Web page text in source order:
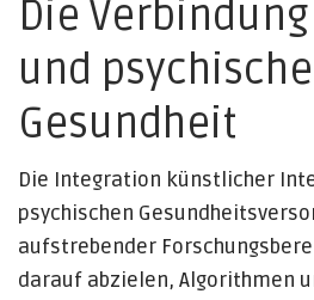
Die
und
Gesundheit
Die Integration künstlicher
psychischen
aufstrebender
darauf abzielen, Algorithmen